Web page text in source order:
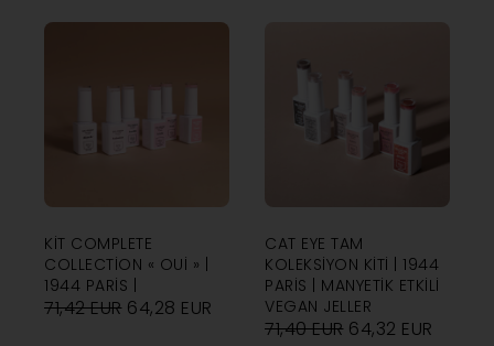
KIT COMPLETE
COLLECTION « OUI » |
1944 PARIS |
71,42EUR 64,28 EUR
CAT EYE TAM
KOLEKSIYON KITI | 1944
PARIS | MANYETIK ETKILI
VEGAN JELLER
71,40EUR 64,32 EUR